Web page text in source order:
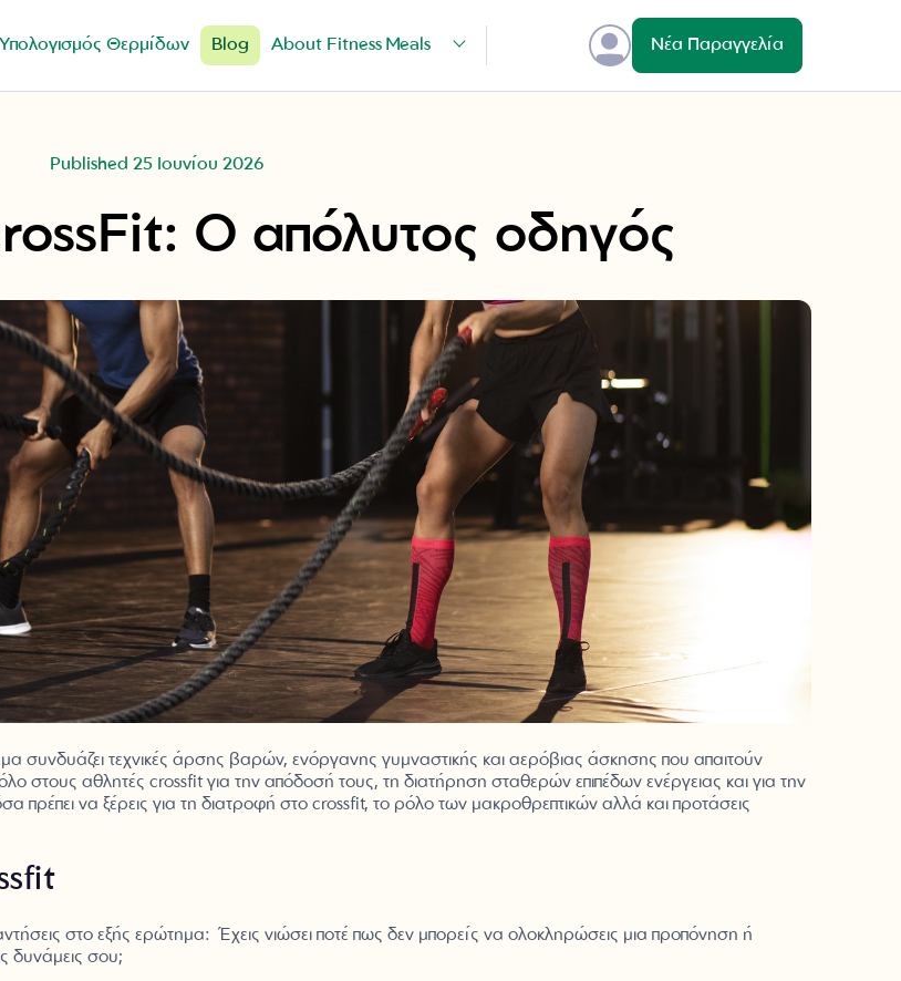
Υπολογισμός Θερμίδων Blog About Fitness Meals Νέα Παραγγελία
Published 25 Ιουνίου 2026
Ο απόλυτος οδηγός
συνδυάζει τεχνικές άρσης βαρών, ενόργανης γυμναστικής και αερόβιας άσκησης που απαιτούν
στους αθλητές crossfit για την απόδοσή τους, τη διατήρηση σταθερών επιπέδων ενέργειας και για την
να ξέρεις για τη διατροφή στο crossfit, το ρόλο των μακροθρεπτικών αλλά και προτάσεις
στο εξής ερώτημα: Έχεις νιώσει ποτέ πως δεν μπορείς να ολοκληρώσεις μια προπόνηση ή
δυνάμεις σου;